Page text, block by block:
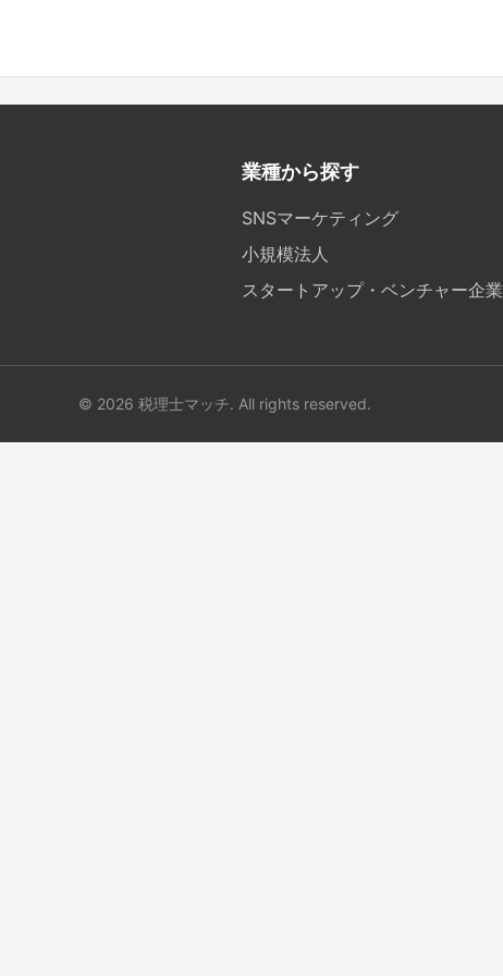
業種から探す
SNSマーケティング
小規模法人
スタートアップ・ベンチャー企業
© 2026 税理士マッチ. All rights reserved.